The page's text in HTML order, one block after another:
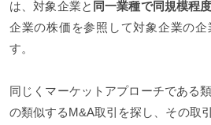
は、対象企業と 同一業種で同規模程
企業の株価を参照して対象企業の
す。
同じくマーケットアプローチである
の類似するM&A取引を探し、その取